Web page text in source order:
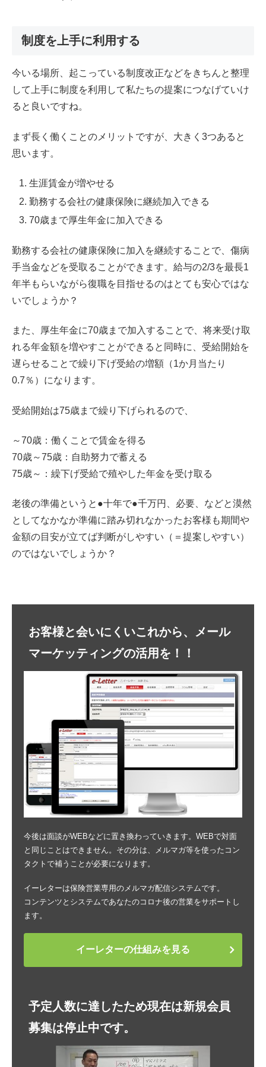
制度を上手に利用する
今いる場所、起こっている制度改正などをきちんと整理
して上手に制度を利用して私たちの提案につなげていけ
ると良いですね。
まず長く働くことのメリットですが、大きく3つあると
思います。
生涯賃金が増やせる
勤務する会社の健康保険に継続加入できる
70歳まで厚生年金に加入できる
勤務する会社の健康保険に加入を継続することで、傷病
手当金などを受取ることができます。給与の2/3を最長1
年半もらいながら復職を目指せるのはとても安心ではな
いでしょうか？
また、厚生年金に70歳まで加入することで、将来受け取
れる年金額を増やすことができると同時に、受給開始を
遅らせることで繰り下げ受給の増額（1か月当たり
0.7％）になります。
受給開始は75歳まで繰り下げられるので、
～70歳：働くことで賃金を得る
70歳～75歳：自助努力で蓄える
75歳～：繰下げ受給で殖やした年金を受け取る
老後の準備というと●十年で●千万円、必要、などと漠然
としてなかなか準備に踏み切れなかったお客様も期間や
金額の目安が立てば判断がしやすい（＝提案しやすい）
のではないでしょうか？
お客様と会いにくいこれから、メール
マーケッティングの活用を！！
今後は面談がWEBなどに置き換わっていきます。WEBで対面
と同じことはできません。その分は、メルマガ等を使ったコン
タクトで補うことが必要になります。
イーレターは保険営業専用のメルマガ配信システムです。
コンテンツとシステムであなたのコロナ後の営業をサポートし
ます。
イーレターの仕組みを見る
予定人数に達したため現在は新規会員
募集は停止中です。